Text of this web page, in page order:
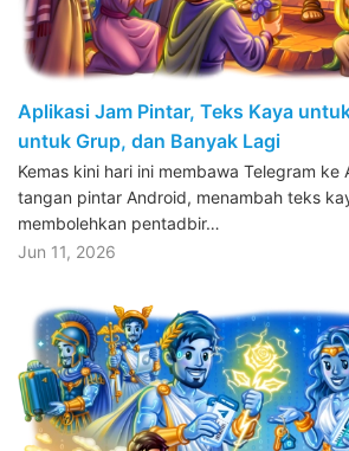
Aplikasi Jam Pintar, Teks Kaya
untuk Grup, dan Banyak Lagi
Kemas kini hari ini membawa Telegram ke
tangan pintar Android, menambah teks
membolehkan pentadbir…
Jun 11, 2026